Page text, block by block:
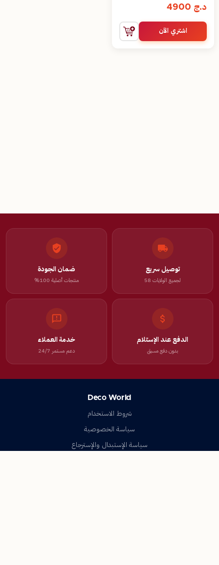
د.ج
اشتري الآن
توصيل سريع
لجميع الولايات 58
ضمان الجودة
منتجات أصلية 100%
الدفع عند الإستلام
بدون دفع مسبق
خدمة العملاء
دعم مستمر 24/7
Deco World
شروط الاستخدام
سياسة الخصوصية
سياسة الإستبدال والإسترجاع